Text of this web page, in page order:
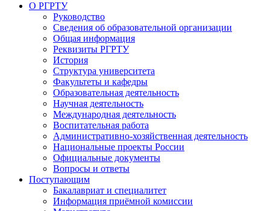
О РГРТУ
Руководство
Сведения об образовательной организации
Общая информация
Реквизиты РГРТУ
История
Структура университета
Факультеты и кафедры
Образовательная деятельность
Научная деятельность
Международная деятельность
Воспитательная работа
Административно-хозяйственная деятельность
Национальные проекты России
Официальные документы
Вопросы и ответы
Поступающим
Бакалавриат и специалитет
Информация приёмной комиссии